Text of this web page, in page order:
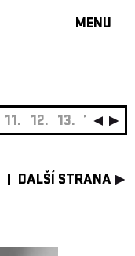
MENU
JAZZ
HUDBA
11. 12. 13. 14. 15.
DALŠÍ STRANA